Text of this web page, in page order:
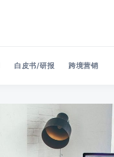
白皮书/研报 跨境营销